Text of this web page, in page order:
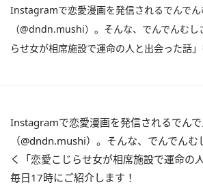
Instagramで恋愛漫画を発信されるでんでん
（@dndn.mushi）。そんな、でんでんむし
らせ女が相席施設で運命の人と出会った話」
Instagramで恋愛漫画を発信されるでん
（@dndn.mushi）。そんな、でんでん
く「恋愛こじらせ女が相席施設で運命の
毎日17時にご紹介します！